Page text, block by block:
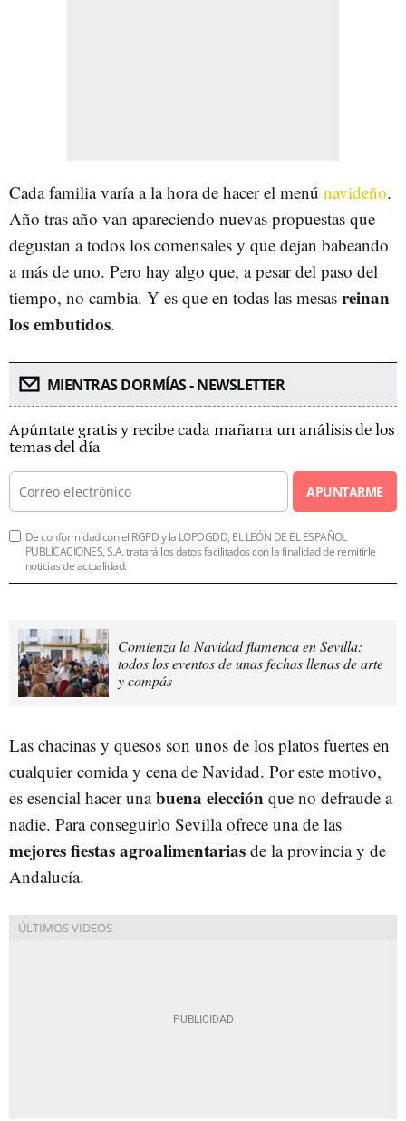
Cada familia varía a la hora de hacer el menú navideño.
Año tras año van apareciendo nuevas propuestas que
degustan a todos los comensales y que dejan babeando
a más de uno. Pero hay algo que, a pesar del paso del
tiempo, no cambia. Y es que en todas las mesas reinan
los embutidos.
MIENTRAS DORMÍAS - NEWSLETTER
Apúntate gratis y recibe cada mañana un análisis de los
temas del día
APUNTARME
De conformidad con el RGPD y la LOPDGDD, EL LEÓN DE EL ESPAÑOL
PUBLICACIONES, S.A. tratará los datos facilitados con la finalidad de remitirle
noticias de actualidad.
Comienza la Navidad flamenca en Sevilla:
todos los eventos de unas fechas llenas de arte
y compás
Las chacinas y quesos son unos de los platos fuertes en
cualquier comida y cena de Navidad. Por este motivo,
es esencial hacer unabuena elección que no defraude a
nadie. Para conseguirlo Sevilla ofrece una de las
mejores fiestas agroalimentarias de la provincia y de
Andalucía.